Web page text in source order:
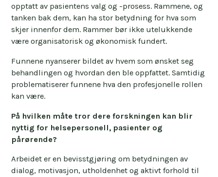
opptatt av pasientens valg og -prosess. Rammene, og
tanken bak dem, kan ha stor betydning for hva som
skjer innenfor dem. Rammer bør ikke utelukkende
være organisatorisk og økonomisk fundert.
Funnene nyanserer bildet av hvem som ønsket seg
behandlingen og hvordan den ble oppfattet. Samtidig
problematiserer funnene hva den profesjonelle rollen
kan være.
På hvilken måte tror dere forskningen kan blir
nyttig for helsepersonell, pasienter og
pårørende?
Arbeidet er en bevisstgjøring om betydningen av
dialog, motivasjon, utholdenhet og aktivt forhold til